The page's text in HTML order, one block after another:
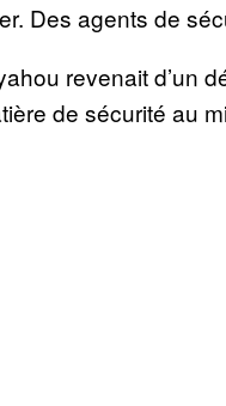
Des agents de
revenait d’un
de sécurité au